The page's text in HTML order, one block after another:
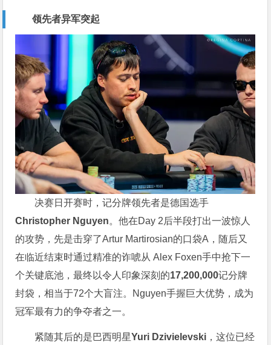
领先者异军突起
决赛日开赛时，记分牌领先者是德国选手
Christopher Nguyen。他在Day 2后半段打出一波惊人
的攻势，先是击穿了Artur Martirosian的口袋A，随后又
在临近结束时通过精准的诈唬从 Alex Foxen手中抢下一
个关键底池，最终以令人印象深刻的17,200,000记分牌
封袋，相当于72个大盲注。Nguyen手握巨大优势，成为
冠军最有力的争夺者之一。
紧随其后的是巴西明星Yuri Dzivielevski ，这位已经